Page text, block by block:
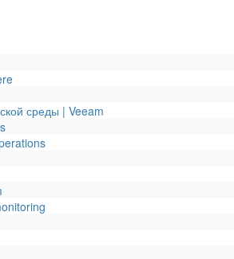
среды | Veeam